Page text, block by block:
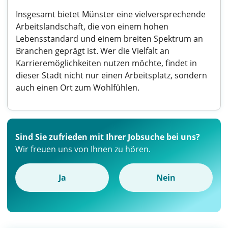
Insgesamt bietet Münster eine vielversprechende
Arbeitslandschaft, die von einem hohen
Lebensstandard und einem breiten Spektrum an
Branchen geprägt ist. Wer die Vielfalt an
Karrieremöglichkeiten nutzen möchte, findet in
dieser Stadt nicht nur einen Arbeitsplatz, sondern
auch einen Ort zum Wohlfühlen.
Sind Sie zufrieden mit Ihrer Jobsuche bei uns?
Wir freuen uns von Ihnen zu hören.
Ja Nein